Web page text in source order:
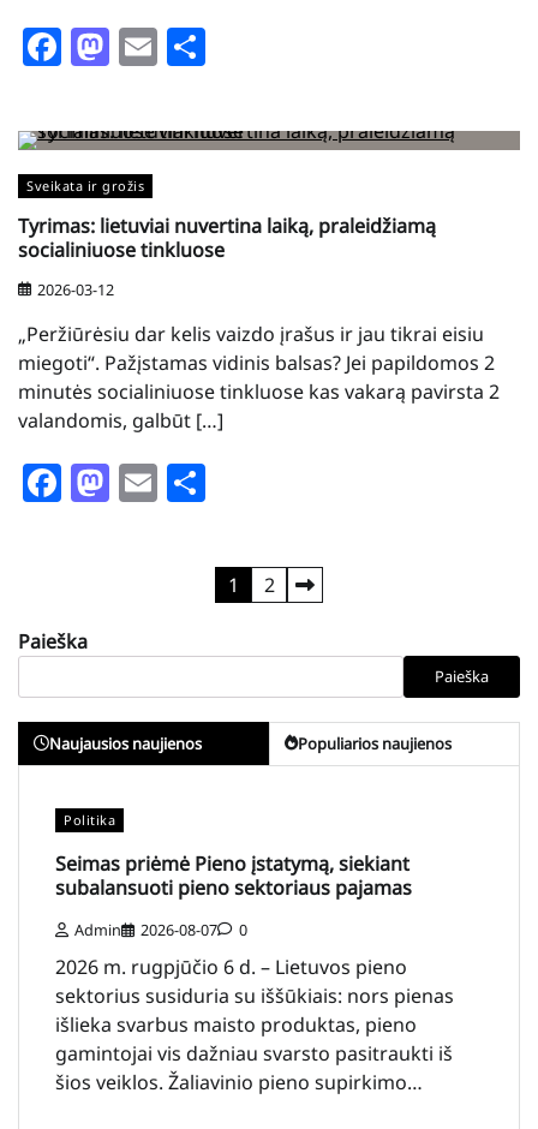
Facebook
Mastodon
Email
Sveikata ir grožis
Tyrimas: lietuviai nuvertina laiką, praleidžiamą
socialiniuose tinkluose
2026-03-12
„Peržiūrėsiu dar kelis vaizdo įrašus ir jau tikrai eisiu
miegoti“. Pažįstamas vidinis balsas? Jei papildomos 2
minutės socialiniuose tinkluose kas vakarą pavirsta 2
valandomis, galbūt […]
Facebook
Mastodon
Email
puslapiavimas
1 2
Paieška
Paieška
Naujausios naujienos Populiarios naujienos
Politika
Seimas priėmė Pieno įstatymą, siekiant
subalansuoti pieno sektoriaus pajamas
Admin 2026-08-07 0
2026 m. rugpjūčio 6 d. – Lietuvos pieno
sektorius susiduria su iššūkiais: nors pienas
išlieka svarbus maisto produktas, pieno
gamintojai vis dažniau svarsto pasitraukti iš
šios veiklos. Žaliavinio pieno supirkimo…